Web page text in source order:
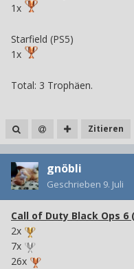
1x
Starfield (PS5)
1x
Total: 3 Trophäen.
Zitieren
gnöbli
Geschrieben 9. Juli
Call of Duty Black Ops 6
2x
7x
26x